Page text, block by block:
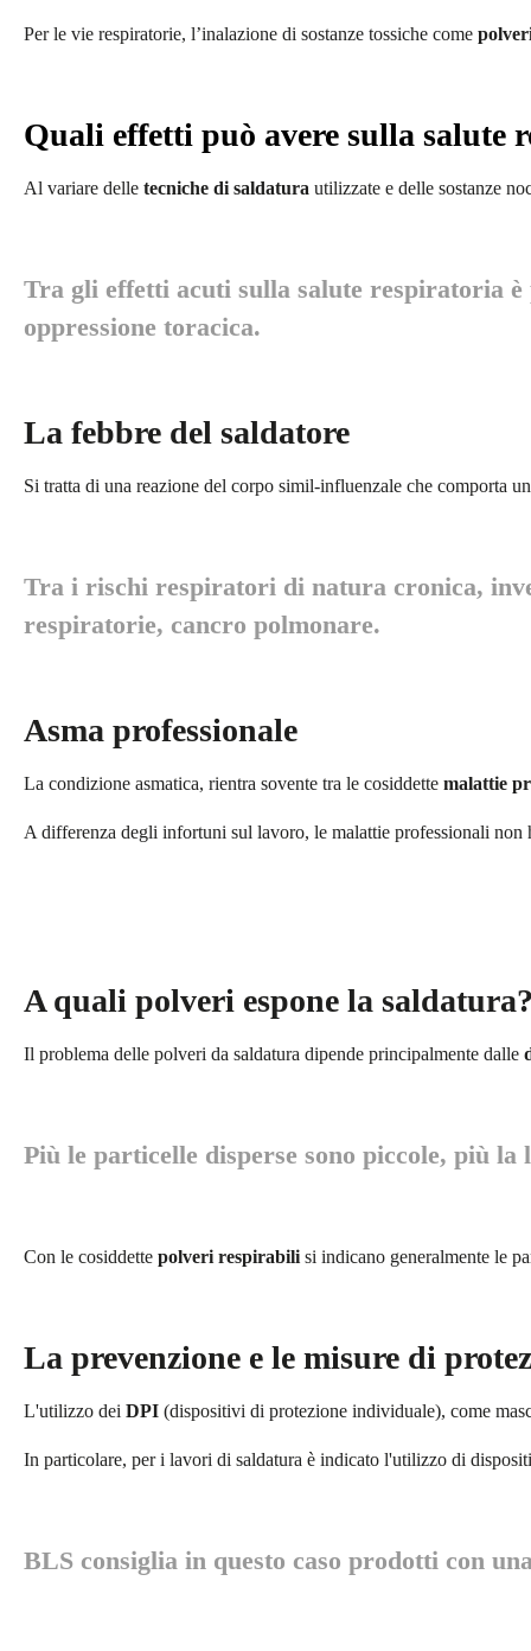
Per le vie respiratorie, l’inalazione di sostanze tossiche come
Quali effetti può avere sulla salute
Al variare delle tecniche di saldatura utilizzate e delle sostanze
Tra gli effetti acuti sulla salute respiratoria è
oppressione toracica.
La febbre del saldatore
Si tratta di una reazione del corpo simil-influenzale che comporta
Tra i rischi respiratori di natura cronica,
respiratorie, cancro polmonare.
Asma professionale
La condizione asmatica, rientra sovente tra le cosiddette malattie
A differenza degli infortuni sul lavoro, le malattie professionali
A quali polveri espone la
Il problema delle polveri da saldatura dipende principalmente dalle
Più le particelle disperse sono piccole, più
Con le cosiddette polveri respirabili si indicano generalmente le
La prevenzione e le misure di
L'utilizzo dei DPI (dispositivi di protezione individuale), come
In particolare, per i lavori di saldatura è indicato l'utilizzo di
BLS consiglia in questo caso prodotti con